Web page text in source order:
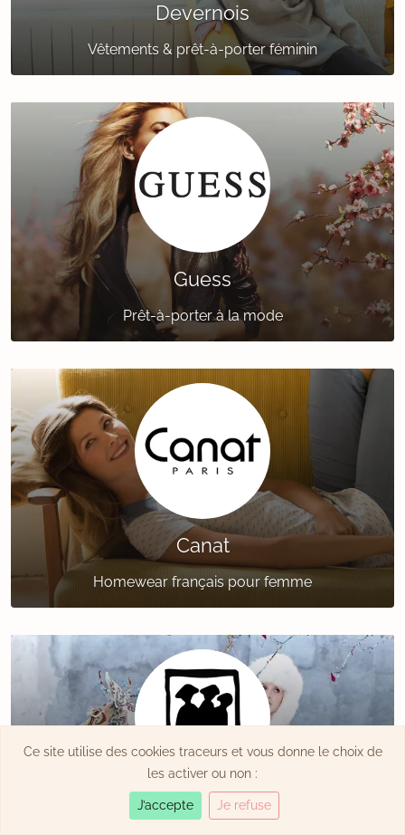
Devernois
Vêtements & prêt-à-porter féminin
Guess
Prêt-à-porter à la mode
Canat
Homewear français pour femme
Indies
Ce site utilise des cookies traceurs et vous donne le choix de
les activer ou non :
J’accepte Je refuse